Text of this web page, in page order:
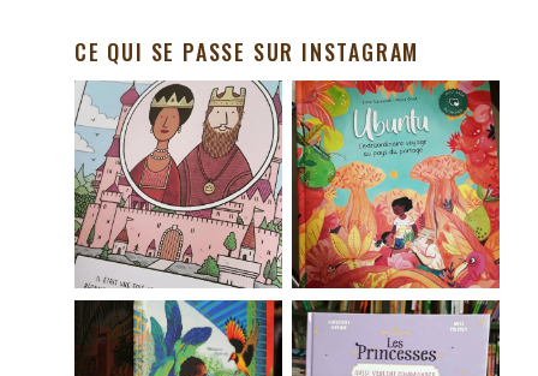
CE QUI SE PASSE SUR INSTAGRAM